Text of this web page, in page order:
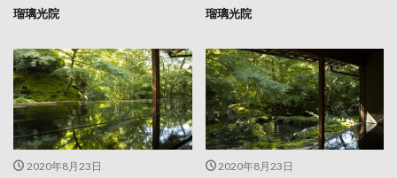
瑠璃光院 瑠璃光院
2020年8月23日 2020年8月23日